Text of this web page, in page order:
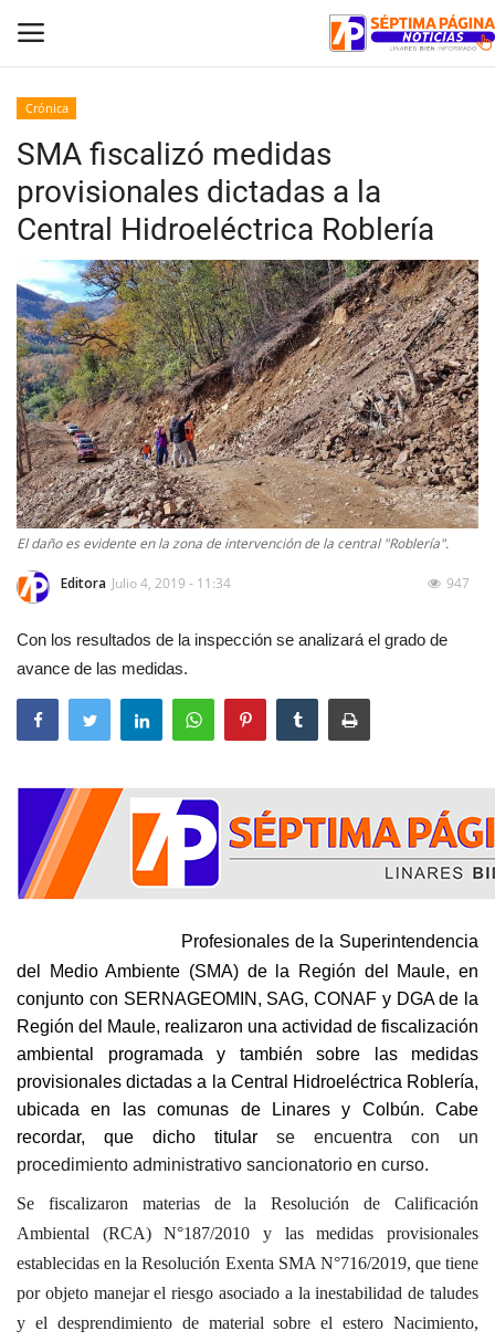
Inicio
Crónica
Policial
Tribunales
Deporte
Política
Espectáculos
Crónica
SMA fiscalizó medidas
provisionales dictadas a la
Central Hidroeléctrica Roblería
El daño es evidente en la zona de intervención de la central "Roblería".
Editora Julio 4, 2019 - 11:34 947
Con los resultados de la inspección se analizará el grado de
avance de las medidas.
Profesionales de la Superintendencia
del Medio Ambiente (SMA) de la Región del Maule, en
conjunto con SERNAGEOMIN, SAG, CONAF y DGA de la
Región del Maule, realizaron una actividad de fiscalización
ambiental programada y también sobre las medidas
provisionales dictadas a la Central Hidroeléctrica Roblería,
ubicada en las comunas de Linares y Colbún. Cabe
recordar, que dicho titular se encuentra con un
procedimiento administrativo sancionatorio en curso.
Se fiscalizaron materias de la Resolución de Calificación
Ambiental (RCA) N°187/2010 y las medidas provisionales
establecidas en la Resolución Exenta SMA N°716/2019, que tiene
por objeto manejar el riesgo asociado a la inestabilidad de taludes
y el desprendimiento de material sobre el estero Nacimiento,